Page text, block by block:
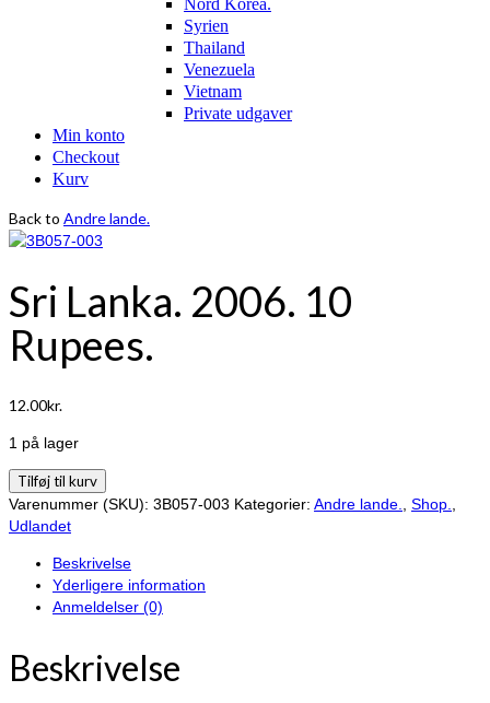
Nord Korea.
Syrien
Thailand
Venezuela
Vietnam
Private udgaver
Min konto
Checkout
Kurv
Back to Andre lande.
Sri Lanka. 2006. 10
Rupees.
12.00kr.
1 på lager
Sri
Lanka.
2006.
Rupees.
antal
Tilføj til kurv
Varenummer (SKU): 3B057-003 Kategorier: Andre lande. Shop.
Udlandet
Beskrivelse
Yderligere information
Anmeldelser (0)
Beskrivelse